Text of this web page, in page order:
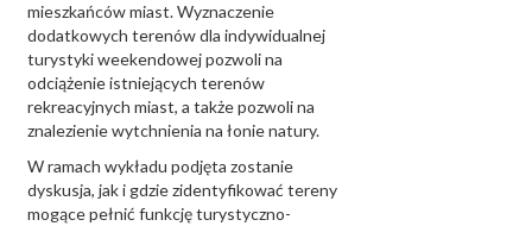
mieszkańców miast. Wyznaczenie
dodatkowych terenów dla indywidualnej
turystyki weekendowej pozwoli na
odciążenie istniejących terenów
rekreacyjnych miast, a także pozwoli na
znalezienie wytchnienia na łonie natury.
W ramach wykładu podjęta zostanie
dyskusja, jak i gdzie zidentyfikować tereny
mogące pełnić funkcję turystyczno-